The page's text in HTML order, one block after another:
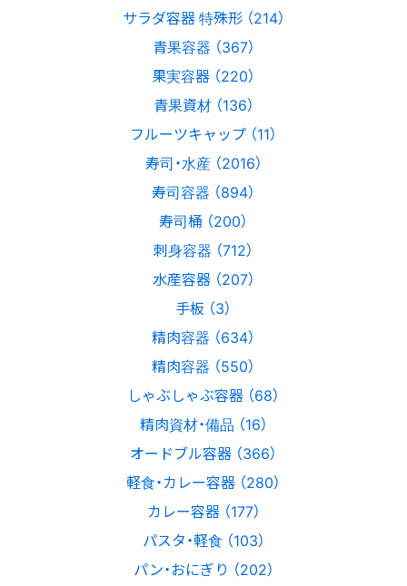
サラダ容器 特殊形 （214）
青果容器 （367）
果実容器 （220）
青果資材 （136）
フルーツキャップ （11）
寿司・水産 （2016）
寿司容器 （894）
寿司桶 （200）
刺身容器 （712）
水産容器 （207）
手板 （3）
精肉容器 （634）
精肉容器 （550）
しゃぶしゃぶ容器 （68）
精肉資材・備品 （16）
オードブル容器 （366）
軽食・カレー容器 （280）
カレー容器 （177）
パスタ・軽食 （103）
パン・おにぎり （202）